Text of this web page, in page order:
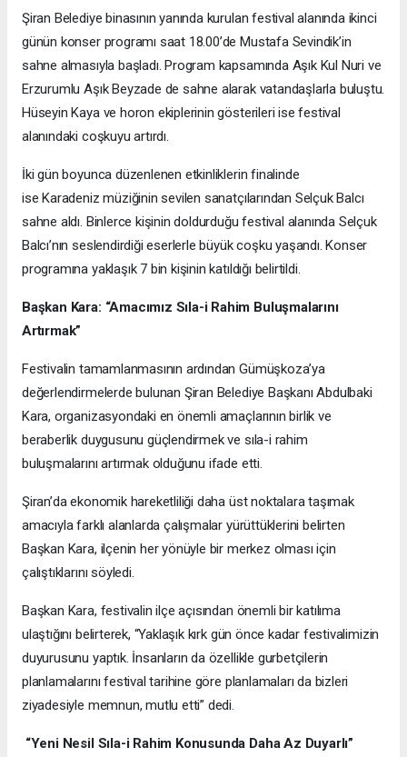
Şiran Belediye binasının yanında kurulan festival alanında ikinci
günün konser programı saat 18.00’de Mustafa Sevindik’in
sahne almasıyla başladı. Program kapsamında Aşık Kul Nuri ve
Erzurumlu Aşık Beyzade de sahne alarak vatandaşlarla buluştu.
Hüseyin Kaya ve horon ekiplerinin gösterileri ise festival
alanındaki coşkuyu artırdı.
İki gün boyunca düzenlenen etkinliklerin finalinde
ise Karadeniz müziğinin sevilen sanatçılarından Selçuk Balcı
sahne aldı. Binlerce kişinin doldurduğu festival alanında Selçuk
Balcı’nın seslendirdiği eserlerle büyük coşku yaşandı. Konser
programına yaklaşık 7 bin kişinin katıldığı belirtildi.
Başkan Kara: “Amacımız Sıla-i Rahim Buluşmalarını
Artırmak”
Festivalin tamamlanmasının ardından Gümüşkoza’ya
değerlendirmelerde bulunan Şiran Belediye Başkanı Abdulbaki
Kara, organizasyondaki en önemli amaçlarının birlik ve
beraberlik duygusunu güçlendirmek ve sıla-i rahim
buluşmalarını artırmak olduğunu ifade etti.
Şiran’da ekonomik hareketliliği daha üst noktalara taşımak
amacıyla farklı alanlarda çalışmalar yürüttüklerini belirten
Başkan Kara, ilçenin her yönüyle bir merkez olması için
çalıştıklarını söyledi.
Başkan Kara, festivalin ilçe açısından önemli bir katılıma
ulaştığını belirterek, “Yaklaşık kırk gün önce kadar festivalimizin
duyurusunu yaptık. İnsanların da özellikle gurbetçilerin
planlamalarını festival tarihine göre planlamaları da bizleri
ziyadesiyle memnun, mutlu etti” dedi.
“Yeni Nesil Sıla-i Rahim Konusunda Daha Az Duyarlı”